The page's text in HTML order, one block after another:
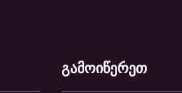
გამოიწერეთ